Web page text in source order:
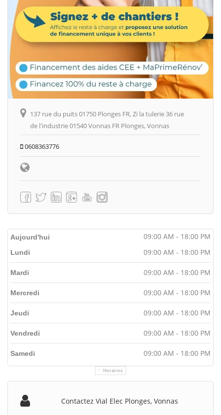
137 rue du puits 01750 Plonges FR, Zi la tulerie 36 rue
de l'industrie 01540 Vonnas FR Plonges, Vonnas
0608363776
Aujourd'hui 09:00 AM - 18:00 PM
Horaires
Lundi 09:00 AM - 18:00 PM
Mardi 09:00 AM - 18:00 PM
Mercredi 09:00 AM - 18:00 PM
Jeudi 09:00 AM - 18:00 PM
Vendredi 09:00 AM - 18:00 PM
Samedi 09:00 AM - 18:00 PM
Contactez Vial Elec Plonges, Vonnas